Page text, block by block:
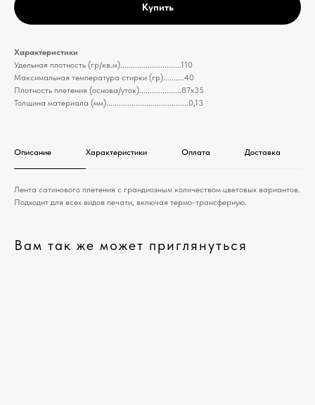
Купить
Характеристики
Удельная плотность (гр/кв.м).............................110
Максимальная температура стирки (гр)..........40
Плотность плетения (основа/уток)....................87х35
Толщина материала (мм).......................................0,13
Описание Характеристики Оплата Доставка
Лента сатинового плетения с грандиозным количеством цветовых вариантов.
Подходит для всех видов печати, включая термо-трансферную.
Вам так же может приглянуться